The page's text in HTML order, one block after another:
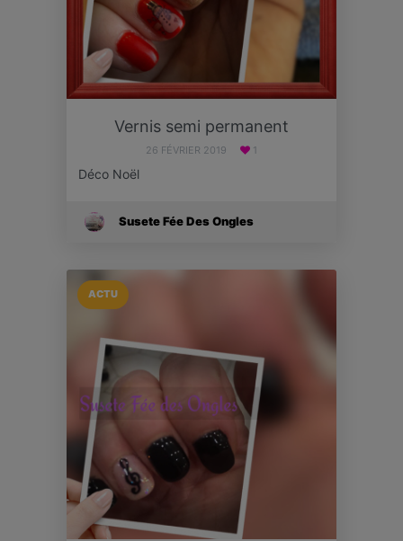
Vernis semi permanent
26 FÉVRIER 2019 1
Déco Noël
Susete Fée Des Ongles
ACTU